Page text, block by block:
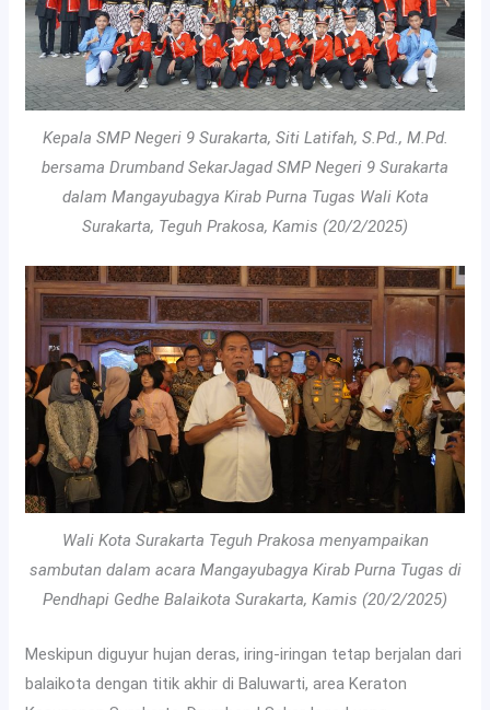
Kepala SMP Negeri 9 Surakarta, Siti Latifah, S.Pd., M.Pd.
bersama Drumband SekarJagad SMP Negeri 9 Surakarta
dalam Mangayubagya Kirab Purna Tugas Wali Kota
Surakarta, Teguh Prakosa, Kamis (20/2/2025)
Wali Kota Surakarta Teguh Prakosa menyampaikan
sambutan dalam acara Mangayubagya Kirab Purna Tugas di
Pendhapi Gedhe Balaikota Surakarta, Kamis (20/2/2025)
Meskipun diguyur hujan deras, iring-iringan tetap berjalan dari
balaikota dengan titik akhir di Baluwarti, area Keraton